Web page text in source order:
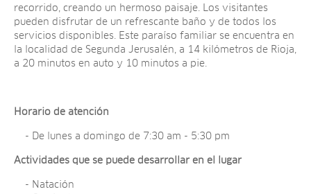
recorrido, creando un hermoso paisaje. Los visitantes
pueden disfrutar de un refrescante baño y de todos los
servicios disponibles. Este paraíso familiar se encuentra en
la localidad de Segunda Jerusalén, a 14 kilómetros de Rioja,
a 20 minutos en auto y 10 minutos a pie.
Horario de atención
- De lunes a domingo de 7:30 am - 5:30 pm
Actividades que se puede desarrollar en el lugar
- Natación